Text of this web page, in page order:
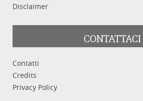
Disclaimer
CONTATTACI
Contatti
Credits
Privacy Policy